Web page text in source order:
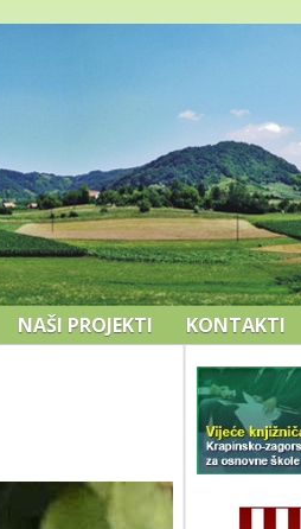
NAŠI PROJEKTI KONTAKTI